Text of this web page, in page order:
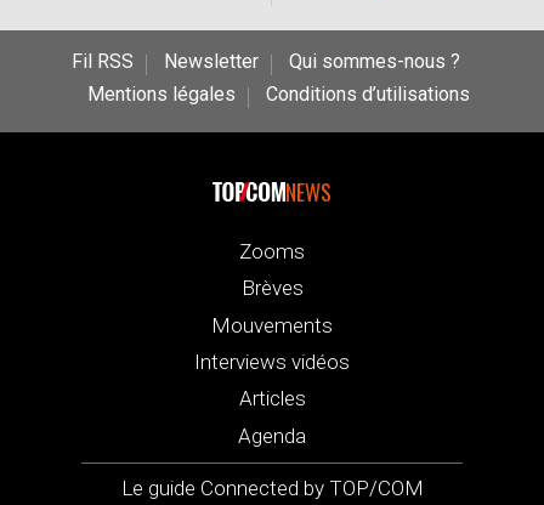
Fil RSS Newsletter
Qui sommes-nous ?
Mentions légales
Conditions d’utilisations
NEWS
Zooms
Brèves
Mouvements
Interviews vidéos
Articles
Agenda
Le guide Connected by TOP/COM